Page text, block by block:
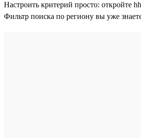
Настроить критерий просто: откройте
Фильтр поиска по региону вы уже